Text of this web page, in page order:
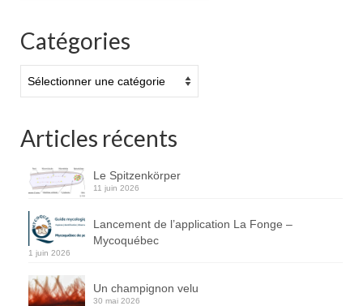
Catégories
Articles récents
Le Spitzenkörper
11 juin 2026
Lancement de l’application La Fonge –
Mycoquébec
1 juin 2026
Un champignon velu
30 mai 2026